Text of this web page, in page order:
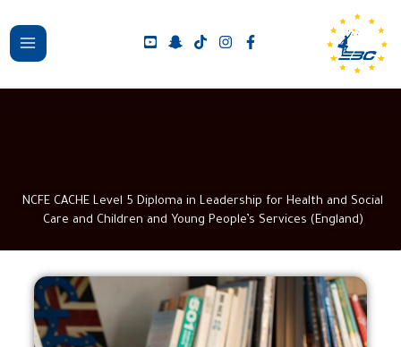
المحتوى
NCFE CACHE Level 5 Diploma in Leadership for Health and Social
Care and Children and Young People’s Services (England)